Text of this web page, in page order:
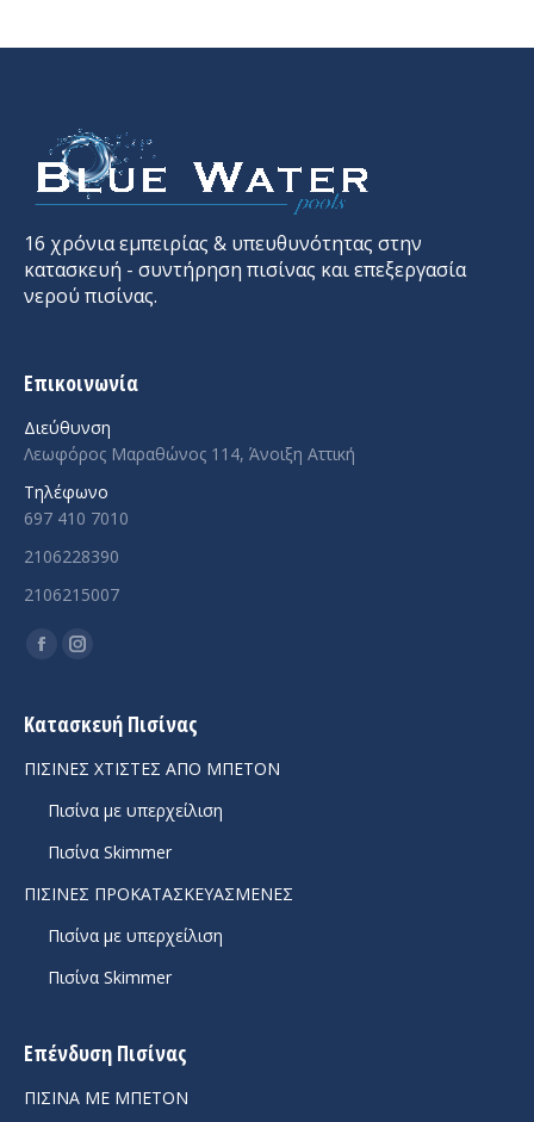
16 χρόνια εμπειρίας & υπευθυνότητας στην
κατασκευή - συντήρηση πισίνας και επεξεργασία
νερού πισίνας.
Επικοινωνία
Διεύθυνση
Λεωφόρος Μαραθώνος 114, Άνοιξη Αττική
Τηλέφωνο
697 410 7010
2106228390
2106215007
Facebook
opens
new
window
Instagram
opens
new
window
Κατασκευή Πισίνας
ΠΙΣΙΝΕΣ ΧΤΙΣΤΕΣ ΑΠΟ ΜΠΕΤΟΝ
Πισίνα με υπερχείλιση
Πισίνα Skimmer
ΠΙΣΙΝΕΣ ΠΡΟΚΑΤΑΣΚΕΥΑΣΜΕΝΕΣ
Πισίνα με υπερχείλιση
Πισίνα Skimmer
Επένδυση Πισίνας
ΠΙΣΙΝΑ ΜΕ ΜΠΕΤΟΝ